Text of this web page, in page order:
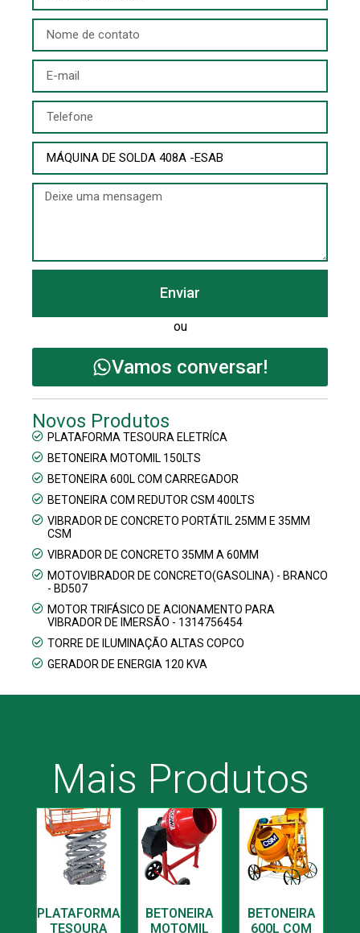
Enviar
ou
Vamos conversar!
Novos Produtos
PLATAFORMA TESOURA ELETRÍCA
BETONEIRA MOTOMIL 150LTS
BETONEIRA 600L COM CARREGADOR
BETONEIRA COM REDUTOR CSM 400LTS
VIBRADOR DE CONCRETO PORTÁTIL 25MM E 35MM
CSM
VIBRADOR DE CONCRETO 35MM A 60MM
MOTOVIBRADOR DE CONCRETO(GASOLINA) - BRANCO
- BD507
MOTOR TRIFÁSICO DE ACIONAMENTO PARA
VIBRADOR DE IMERSÃO - 1314756454
TORRE DE ILUMINAÇÃO ALTAS COPCO
GERADOR DE ENERGIA 120 KVA
Mais Produtos
PLATAFORMA
TESOURA
BETONEIRA
MOTOMIL
BETONEIRA
600L COM